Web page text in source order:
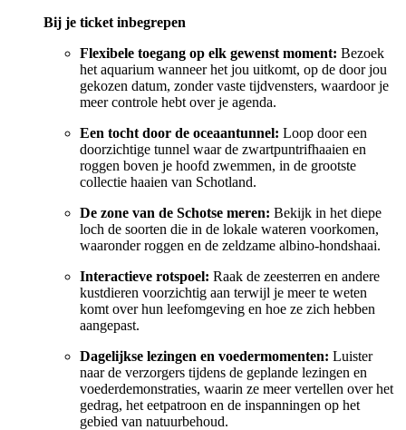
Bij je ticket inbegrepen
Flexibele toegang op elk gewenst moment: Bezoek
het aquarium wanneer het jou uitkomt, op de door jou
gekozen datum, zonder vaste tijdvensters, waardoor je
meer controle hebt over je agenda.
Een tocht door de oceaantunnel: Loop door een
doorzichtige tunnel waar de zwartpuntrifhaaien en
roggen boven je hoofd zwemmen, in de grootste
collectie haaien van Schotland.
De zone van de Schotse meren: Bekijk in het diepe
loch de soorten die in de lokale wateren voorkomen,
waaronder roggen en de zeldzame albino-hondshaai.
Interactieve rotspoel: Raak de zeesterren en andere
kustdieren voorzichtig aan terwijl je meer te weten
komt over hun leefomgeving en hoe ze zich hebben
aangepast.
Dagelijkse lezingen en voedermomenten: Luister
naar de verzorgers tijdens de geplande lezingen en
voederdemonstraties, waarin ze meer vertellen over het
gedrag, het eetpatroon en de inspanningen op het
gebied van natuurbehoud.